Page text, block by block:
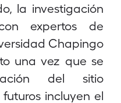
la investigación
expertos de
Chapingo
una vez que se
del sitio
incluyen el